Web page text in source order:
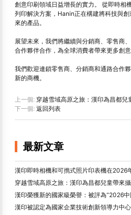
創意印刷領域日益增長的實力。 從即時相
列印解決方案，Hanin正在構建將科技與
來的產品。
展望未來，我們將繼續與分銷商、零售商
合作夥伴合作，為全球消費者帶來更多創意
我們歡迎連鎖零售商、分銷商和通路合作
新的商機。
上一個: 穿越雪域高原之旅：漢印為昌都兒
下一個: 返回列表
最新文章
穿越雪域高原之旅：漢印為昌都兒童帶來
漢印榮獲新的國家級榮譽：被評為“2026中
漢印被認定為國家企業技術創新領導力中心